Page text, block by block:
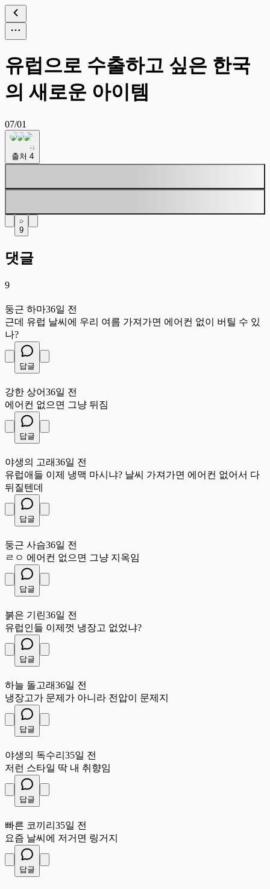
유럽으로 수출하고 싶은 한국
의 새로운 아이템
07/01
+1
출처 4
9
댓글
9
둥근 하마36일 전
근데 유럽 날씨에 우리 여름 가져가면 에어컨 없이 버틸 수 있
나?
답글
강한 상어36일 전
에어컨 없으면 그냥 뒤짐
답글
야생의 고래36일 전
유럽애들 이제 냉맥 마시냐? 날씨 가져가면 에어컨 없어서 다
뒤질텐데
답글
둥근 사슴36일 전
ㄹㅇ 에어컨 없으면 그냥 지옥임
답글
붉은 기린36일 전
유럽인들 이제껏 냉장고 없었냐?
답글
하늘 돌고래36일 전
냉장고가 문제가 아니라 전압이 문제지
답글
야생의 독수리 35일 전
저런 스타일 딱 내 취향임
답글
빠른 코끼리 35일 전
요즘 날씨에 저거면 링거지
답글